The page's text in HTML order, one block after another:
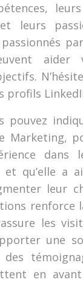
leurs
aider
profils
pouvez
Marketing,
dans
qu’elle a
leur
renforce
les
une
des
en avant